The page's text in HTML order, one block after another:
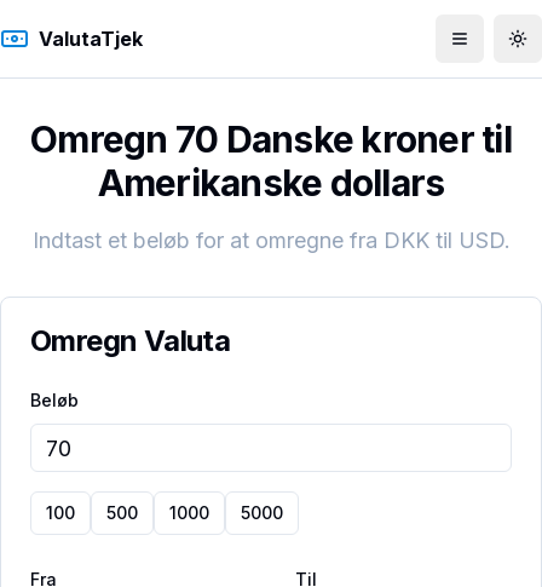
ValutaTjek Åbn menu
Omregn 70 Danske kroner til
Amerikanske dollars
Indtast et beløb for at omregne fra DKKtil USD.
Omregn Valuta
Beløb
100 500 1000 5000
Fra Til